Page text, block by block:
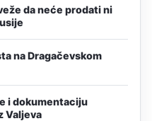
da neće prodati ni
na Dragačevskom
i dokumentaciju
Valjeva